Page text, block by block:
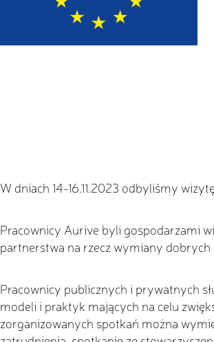
W dniach 14-16.11.2023 odbyliśmy
Pracownicy Aurive byli gospodarzami
partnerstwa na rzecz wymiany dobrych
Pracownicy publicznych i prywatnych
modeli i praktyk mających na celu
zorganizowanych spotkań można